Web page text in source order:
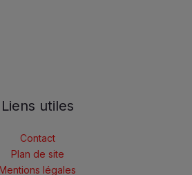
Liens utiles
Contact
Plan de site
légales